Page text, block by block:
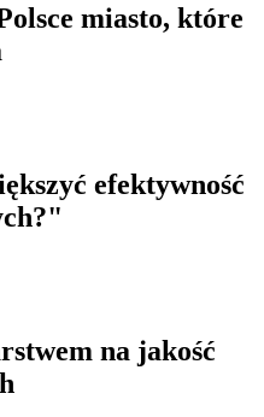
miasto, które
efektywność
na jakość